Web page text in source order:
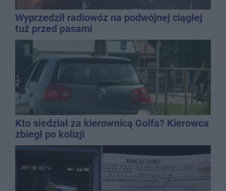
Wyprzedził radiowóz na podwójnej ciągłej
tuż przed pasami
Kto siedział za kierownicą Golfa? Kierowca
zbiegł po kolizji